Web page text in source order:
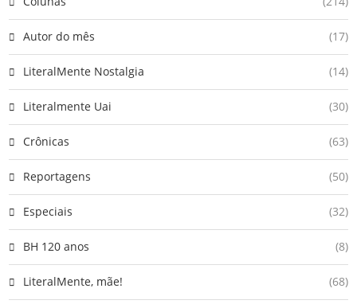
Autor do mês (17)
LiteralMente Nostalgia (14)
Literalmente Uai (30)
Crônicas (63)
Reportagens (50)
Especiais (32)
BH 120 anos (8)
LiteralMente, mãe! (68)